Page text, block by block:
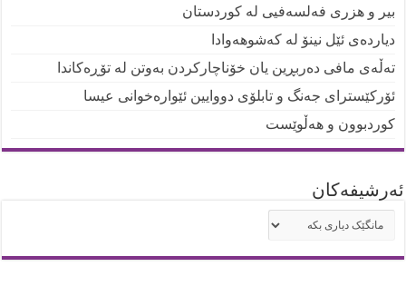
بیر و هزری فەلسەفیی لە کوردستان
دیاردەی ئێل نینۆ لە کەشوهەوادا
تەڵەی مافی دەربڕین یان خۆناچارکردن بەوتن لە تۆڕەکاندا
ئۆرکێسترای جەنگ و تابلۆی دووایین ئێوارەخوانی عیسا
کوردبوون و هەڵوێست
ئه‌رشیفه‌کان
ئه‌رشیفه‌کان